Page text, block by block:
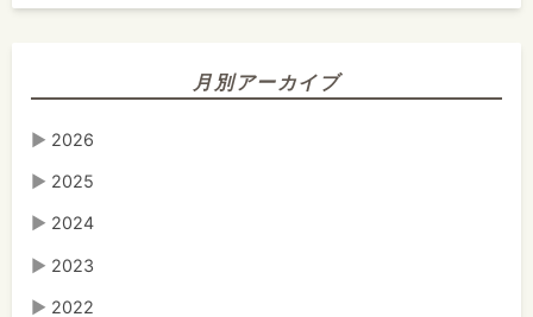
月別アーカイブ
▶ 2026
▶ 2025
▶ 2024
▶ 2023
▶ 2022